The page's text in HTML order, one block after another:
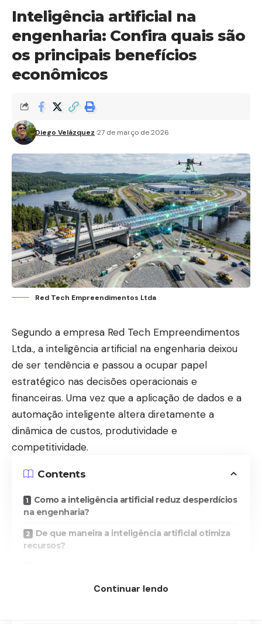
Inteligência artificial na
engenharia: Confira quais são
os principais benefícios
econômicos
Diego Velázquez 27 de março de 2026
Red Tech Empreendimentos Ltda
Segundo a empresa Red Tech Empreendimentos
Ltda., a inteligência artificial na engenharia deixou
de ser tendência e passou a ocupar papel
estratégico nas decisões operacionais e
financeiras. Uma vez que a aplicação de dados e a
automação inteligente altera diretamente a
dinâmica de custos, produtividade e
competitividade.
Contents
Como a inteligência artificial reduz desperdícios
na engenharia?
De que maneira a inteligência artificial otimiza
recursos?
Continuar lendo